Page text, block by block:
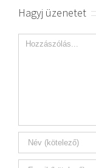
Hagyj üzenetet